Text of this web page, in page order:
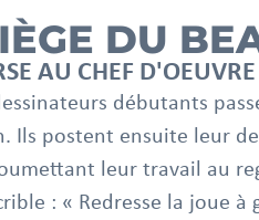
DU
AU CHEF D'OEUVRE
débutants
Ils postent ensuite leur
leur travail au
: « Redresse la joue à